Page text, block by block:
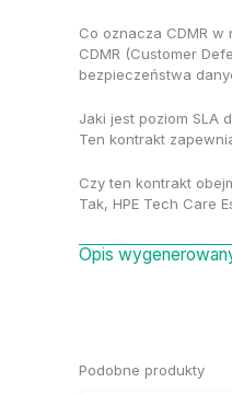
Co oznacza CDMR w
CDMR (Customer
bezpieczeństwa
Jaki jest poziom SLA
Ten kontrakt
Czy ten kontrakt
Tak, HPE Tech Care
Opis
Podobne produkty